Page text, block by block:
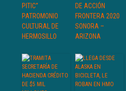
PITIC”
PATROMONIO
CULTURAL DE
HERMOSILLO
DE ACCIÓN
FRONTERA 2020
SONORA –
ARIZONA